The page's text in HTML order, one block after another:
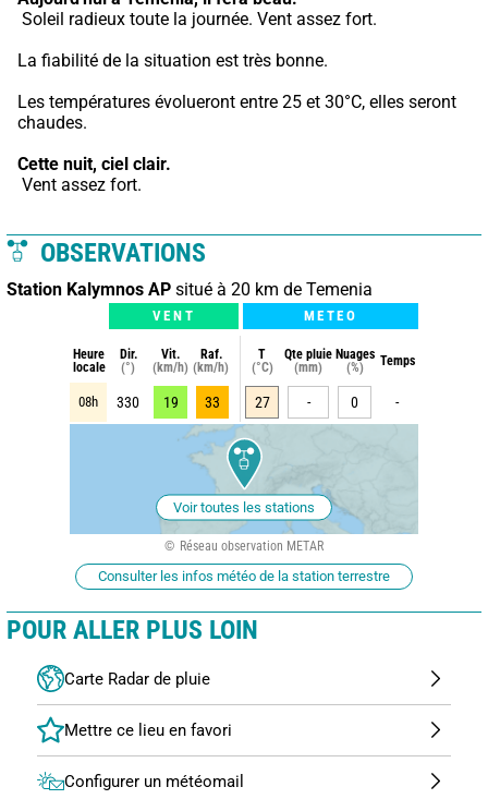
Soleil radieux toute la journée. Vent assez fort.
La fiabilité de la situation est très bonne.
Les températures évolueront entre 25 et 30°C, elles seront
chaudes.
Cette nuit, ciel clair.
Vent assez fort.
OBSERVATIONS
Station Kalymnos AP situé à 20 km de Temenia
VENT METEO
Heure
locale
Dir.
(°)
Vit.
(km/h)
Raf.
(km/h)
T
(°C)
Qte pluie
(mm)
Nuages
(%)
Temps
08h 330 19 33 27 - 0 -
Voir toutes les stations
Réseau observation METAR
Consulter les infos météo de la station terrestre
POUR ALLER PLUS LOIN
Carte Radar de pluie
Configurer un météomail